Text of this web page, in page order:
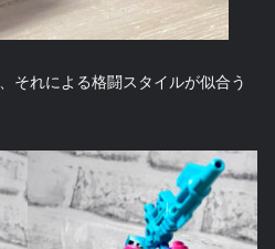
それによる格闘スタイルが似合う